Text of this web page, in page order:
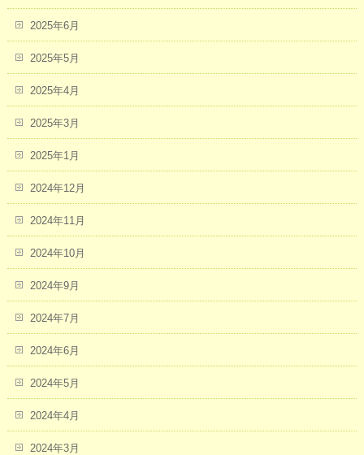
2025年6月
2025年5月
2025年4月
2025年3月
2025年1月
2024年12月
2024年11月
2024年10月
2024年9月
2024年7月
2024年6月
2024年5月
2024年4月
2024年3月